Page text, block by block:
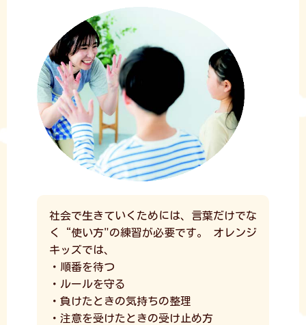
社会で生きていくためには、言葉だけでな
く“使い方"の練習が必要です。
オレンジ
キッズでは、
・順番を待つ
・ルールを守る
・負けたときの気持ちの整理
・注意を受けたときの受け止め方